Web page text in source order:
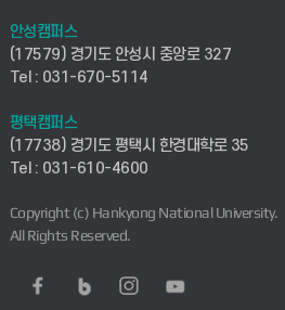
안성캠퍼스
(17579) 경기도 안성시 중앙로 327
Tel : 031-670-5114
평택캠퍼스
(17738) 경기도 평택시 한경대학로 35
Tel : 031-610-4600
Copyright (c) Hankyong National University.
All Rights Reserved.